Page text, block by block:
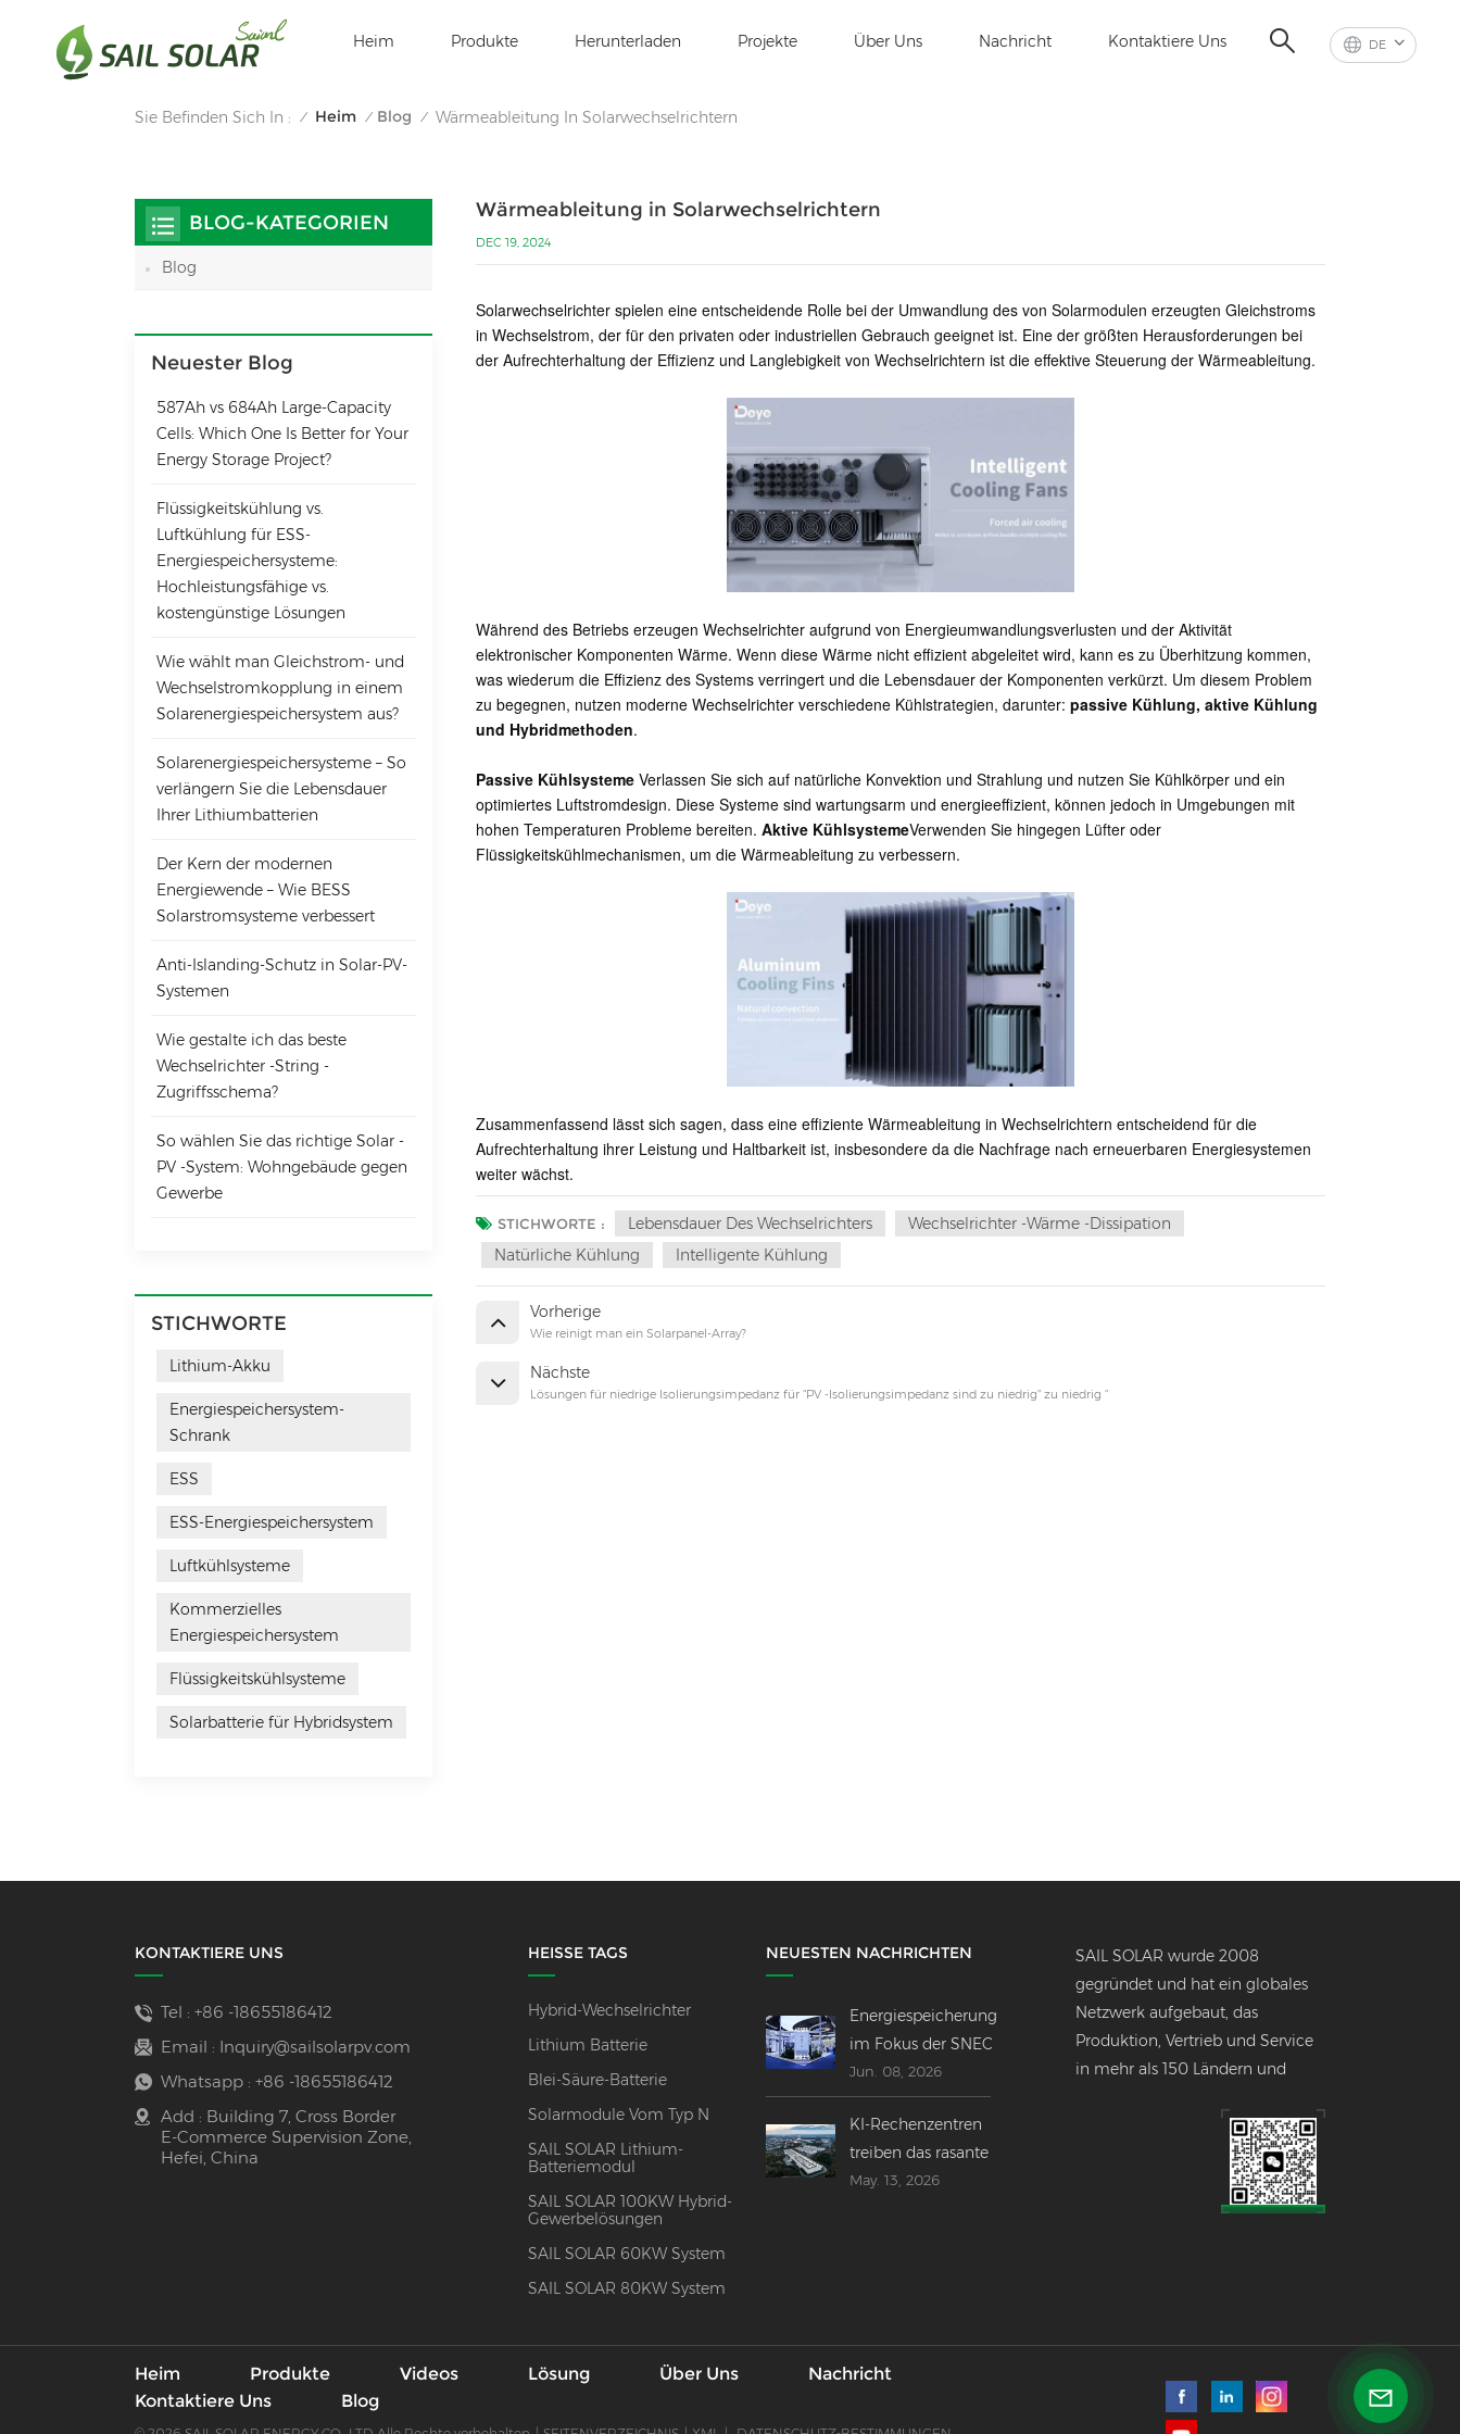
DE
Heim Produkte Herunterladen Projekte Über Uns Nachricht Kontaktiere Uns
Sie Befinden Sich In : / Heim / Blog / Wärmeableitung In Solarwechselrichtern
Wärmeableitung in Solarwechselrichtern
DEC 19, 2024
Solarwechselrichter spielen eine entscheidende Rolle bei der Umwandlung des von Solarmodulen erzeugten Gleichstroms
in Wechselstrom, der für den privaten oder industriellen Gebrauch geeignet ist. Eine der größten Herausforderungen bei
der Aufrechterhaltung der Effizienz und Langlebigkeit von Wechselrichtern ist die effektive Steuerung der Wärmeableitung.
Während des Betriebs erzeugen Wechselrichter aufgrund von Energieumwandlungsverlusten und der Aktivität
elektronischer Komponenten Wärme. Wenn diese Wärme nicht effizient abgeleitet wird, kann es zu Überhitzung kommen,
was wiederum die Effizienz des Systems verringert und die Lebensdauer der Komponenten verkürzt. Um diesem Problem
zu begegnen, nutzen moderne Wechselrichter verschiedene Kühlstrategien, darunter: passive Kühlung, aktive Kühlung
und Hybridmethoden.
Passive Kühlsysteme Verlassen Sie sich auf natürliche Konvektion und Strahlung und nutzen Sie Kühlkörper und ein
optimiertes Luftstromdesign. Diese Systeme sind wartungsarm und energieeffizient, können jedoch in Umgebungen mit
hohen Temperaturen Probleme bereiten. Aktive KühlsystemeVerwenden Sie hingegen Lüfter oder
Flüssigkeitskühlmechanismen, um die Wärmeableitung zu verbessern.
Zusammenfassend lässt sich sagen, dass eine effiziente Wärmeableitung in Wechselrichtern entscheidend für die
Aufrechterhaltung ihrer Leistung und Haltbarkeit ist, insbesondere da die Nachfrage nach erneuerbaren Energiesystemen
weiter wächst.
STICHWORTE : Lebensdauer Des Wechselrichters
Wechselrichter -Wärme -Dissipation
Natürliche Kühlung
Intelligente Kühlung
Vorherige
Wie reinigt man ein Solarpanel-Array?
Nächste
Lösungen für niedrige Isolierungsimpedanz für "PV -Isolierungsimpedanz sind zu niedrig" zu niedrig "
BLOG-KATEGORIEN
Blog
Neuester Blog
587Ah vs 684Ah Large‑Capacity
Cells: Which One Is Better for Your
Energy Storage Project?
Flüssigkeitskühlung vs.
Luftkühlung für ESS-
Energiespeichersysteme:
Hochleistungsfähige vs.
kostengünstige Lösungen
Wie wählt man Gleichstrom- und
Wechselstromkopplung in einem
Solarenergiespeichersystem aus?
Solarenergiespeichersysteme – So
verlängern Sie die Lebensdauer
Ihrer Lithiumbatterien
Der Kern der modernen
Energiewende – Wie BESS
Solarstromsysteme verbessert
Anti-Islanding-Schutz in Solar-PV-
Systemen
Wie gestalte ich das beste
Wechselrichter -String -
Zugriffsschema?
So wählen Sie das richtige Solar -
PV -System: Wohngebäude gegen
Gewerbe
STICHWORTE
Lithium-Akku
Energiespeichersystem-
Schrank
ESS
ESS-Energiespeichersystem
Luftkühlsysteme
Kommerzielles
Energiespeichersystem
Flüssigkeitskühlsysteme
Solarbatterie für Hybridsystem
KONTAKTIERE UNS
Tel : +86 -18655186412
Email : Inquiry@sailsolarpv.com
Whatsapp : +86 -18655186412
Add : Building 7, Cross Border
E-Commerce Supervision Zone,
Hefei, China
HEISSE TAGS
Hybrid-Wechselrichter
Lithium Batterie
Blei-Säure-Batterie
Solarmodule Vom Typ N
SAIL SOLAR Lithium-
Batteriemodul
SAIL SOLAR 100KW Hybrid-
Gewerbelösungen
SAIL SOLAR 60KW System
SAIL SOLAR 80KW System
NEUESTEN NACHRICHTEN
Energiespeicherung
im Fokus der SNEC
2026 –
Innovationen,
Fusionen und
globaler Ausblick
Jun. 08, 2026
KI-Rechenzentren
treiben das rasante
Wachstum der globalen
May. 13, 2026
SAIL SOLAR wurde 2008
gegründet und hat ein globales
Netzwerk aufgebaut, das
Produktion, Vertrieb und Service
in mehr als 150 Ländern und
Heim Produkte Videos Lösung Über Uns
Nachricht
Kontaktiere Uns
Blog